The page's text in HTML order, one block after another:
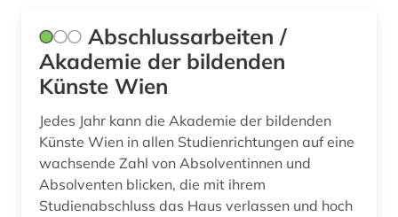
baustoffe (1)
baustoffkunde (1)
bautechnik (21)
bauteil (2)
bauteile (1)
Abschlussarbeiten /
Akademie der bildenden
Künste Wien
Jedes Jahr kann die Akademie der bildenden
Künste Wien in allen Studienrichtungen auf eine
wachsende Zahl von Absolventinnen und
Absolventen blicken, die mit ihrem
Studienabschluss das Haus verlassen und hoch